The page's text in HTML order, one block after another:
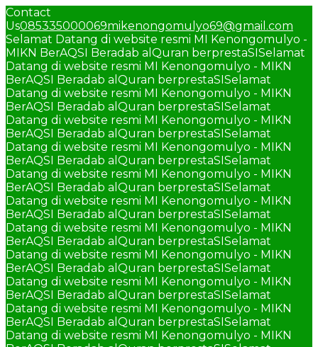
Contact
Us085335000069mikenongomulyo69@gmail.com
Selamat Datang di website resmi MI Kenongomulyo -
MIKN BerAQSI Beradab alQuran berprestaSISelamat
Datang di website resmi MI Kenongomulyo - MIKN
BerAQSI Beradab alQuran berprestaSISelamat
Datang di website resmi MI Kenongomulyo - MIKN
BerAQSI Beradab alQuran berprestaSISelamat
Datang di website resmi MI Kenongomulyo - MIKN
BerAQSI Beradab alQuran berprestaSISelamat
Datang di website resmi MI Kenongomulyo - MIKN
BerAQSI Beradab alQuran berprestaSISelamat
Datang di website resmi MI Kenongomulyo - MIKN
BerAQSI Beradab alQuran berprestaSISelamat
Datang di website resmi MI Kenongomulyo - MIKN
BerAQSI Beradab alQuran berprestaSISelamat
Datang di website resmi MI Kenongomulyo - MIKN
BerAQSI Beradab alQuran berprestaSISelamat
Datang di website resmi MI Kenongomulyo - MIKN
BerAQSI Beradab alQuran berprestaSISelamat
Datang di website resmi MI Kenongomulyo - MIKN
BerAQSI Beradab alQuran berprestaSISelamat
Datang di website resmi MI Kenongomulyo - MIKN
BerAQSI Beradab alQuran berprestaSISelamat
Datang di website resmi MI Kenongomulyo - MIKN